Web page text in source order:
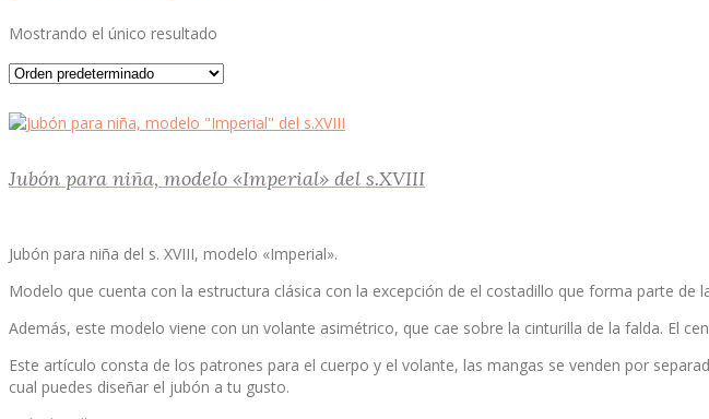
Mostrando el único resultado
Jubón para niña, modelo «Imperial» del s.XVIII
Jubón para niña del s. XVIII, modelo «Imperial».
Modelo que cuenta con la estructura clásica con la excepción de el costadillo que forma parte de
Además, este modelo viene con un volante asimétrico, que cae sobre la cinturilla de la falda. El
Este artículo consta de los patrones para el cuerpo y el volante, las mangas se venden por
cual puedes diseñar el jubón a tu gusto.